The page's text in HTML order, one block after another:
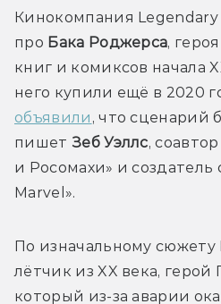
Кинокомпания
про Бака Роджерса,
книг и комиксов начала
объявили , что сценарий
пишет Зеб Уэллс,
и Росомахи» и создатель
По изначальному
лётчик из XX века,
который из-за аварии